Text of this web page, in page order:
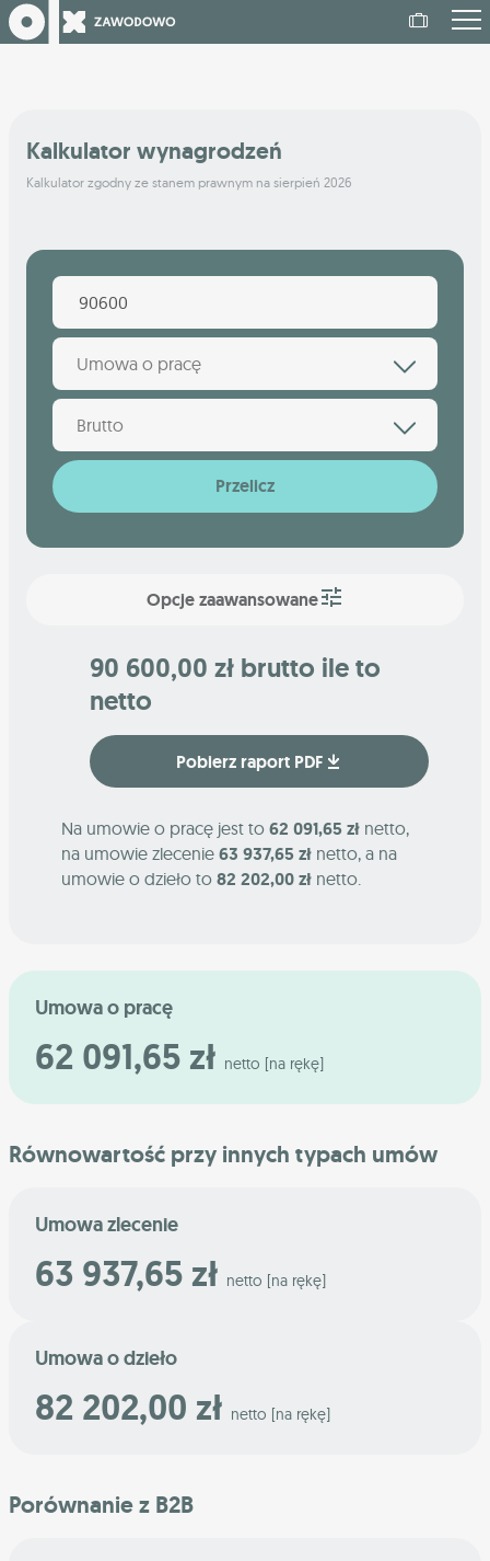
Kalkulator wynagrodzeń
Kalkulator zgodny ze stanem prawnym na sierpień 2026
Umowa o pracę
Brutto
Przelicz
Opcje zaawansowane
90 600,00 zł brutto ile to
netto
Pobierz raport PDF
Na umowie o pracę jest to 62 091,65 zł netto,
na umowie zlecenie 63 937,65 zł netto, a na
umowie o dzieło to 82 202,00 zł netto.
Umowa o pracę
62 091,65 zł netto [na rękę]
Równowartość przy innych typach umów
Umowa zlecenie
63 937,65 zł netto [na rękę]
Umowa o dzieło
82 202,00 zł netto [na rękę]
Porównanie z B2B